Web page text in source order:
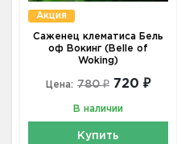
Акция
Саженец клематиса Бель
оф Вокинг (Belle of
Woking)
Цена: 780 ₽ 720 ₽
В наличии
Купить